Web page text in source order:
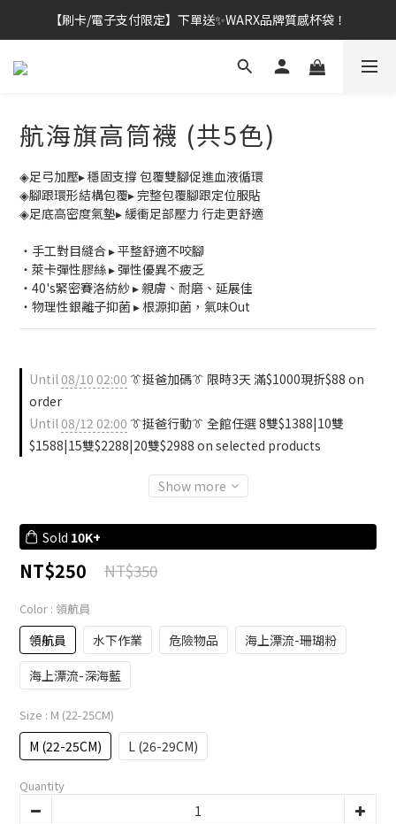
👔挺爸行動：全館襪款【最低$149起】✨立即下單！
【刷卡/電子支付限定】下單送✨WARX品牌質感杯袋！
👔挺爸行動：全館襪款【最低$149起】✨立即下單！
航海旗高筒襪 (共5色)
◈足弓加壓▸ 穩固支撐 包覆雙腳促進血液循環
◈腳跟環形結構包覆▸ 完整包覆腳跟定位服貼
◈足底高密度氣墊▸ 緩衝足部壓力 行走更舒適
・手工對目縫合 ▸ 平整舒適不咬腳
・萊卡彈性膠絲 ▸ 彈性優異不疲乏
・40's緊密賽洛紡紗 ▸ 親膚、耐磨、延展佳
・物理性銀離子抑菌 ▸ 根源抑菌，氣味Out
Until08/10 02:00 👔挺爸加碼👔 限時3天 滿$1000現折$88 on
order
Until08/12 02:00 👔挺爸行動👔 全館任選 8雙$1388|10雙
$1588|15雙$2288|20雙$2988 on selected products
Show more
Sold 10K+
NT$250 NT$350
Color : 領航員
領航員 水下作業 危險物品
海上漂流-珊瑚粉
海上漂流-深海藍
Size : M (22-25CM)
M (22-25CM) L (26-29CM)
Quantity